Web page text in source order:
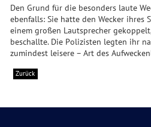
Den Grund für die besonders laute
ebenfalls: Sie hatte den Wecker ihres
einem großen Lautsprecher
beschallte. Die Polizisten legten ihr
zumindest leisere – Art des
Zurück